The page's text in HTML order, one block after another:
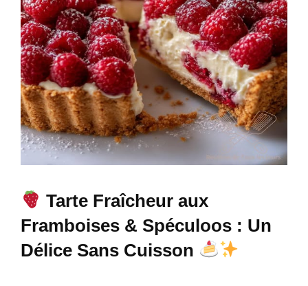
Tarte Fraîcheur aux
Framboises & Spéculoos : Un
Délice Sans Cuisson